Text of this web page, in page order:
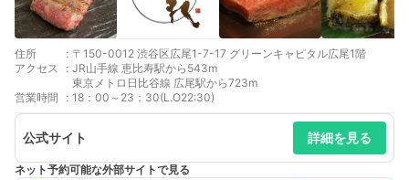
住所 : 〒150-0012 渋谷区広尾1-7-17 グリーンキャピタル広尾1階
アクセス
: JR山手線 恵比寿駅から543m
東京メトロ日比谷線 広尾駅から723m
営業時間
: 18：00～23：30(L.O22:30)
公式サイト 詳細を見る
ネット予約可能な外部サイトで見る